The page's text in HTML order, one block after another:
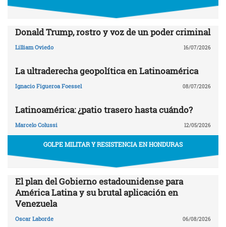
Donald Trump, rostro y voz de un poder criminal
Lilliam Oviedo 16/07/2026
La ultraderecha geopolítica en Latinoamérica
Ignacio Figueroa Foessel 08/07/2026
Latinoamérica: ¿patio trasero hasta cuándo?
Marcelo Colussi 12/05/2026
GOLPE MILITAR Y RESISTENCIA EN HONDURAS
El plan del Gobierno estadounidense para
América Latina y su brutal aplicación en
Venezuela
Oscar Laborde 06/08/2026